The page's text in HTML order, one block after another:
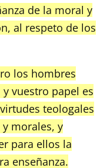
de la moral y
al respeto de los
los hombres
vuestro papel es
teologales
morales, y
para ellos la
enseñanza.